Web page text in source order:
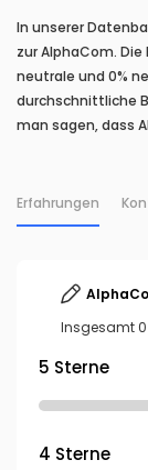
In unserer
zur AlphaCom.
neutrale und 0%
durchschnittliche
man sagen, dass
Erfahrungen
Insgesamt 0
5 Sterne
4 Sterne